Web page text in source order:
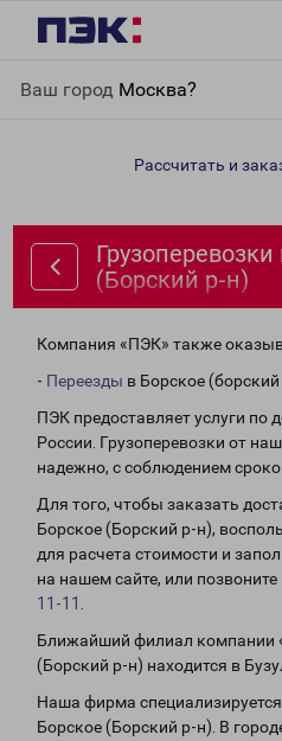
Ваш город Москва?
н)
Рассчитать и
(Борский р-н)
Компания «ПЭК» также
- Переезды в Борское
ПЭК предоставляет услуги по
России. Грузоперевозки от
надежно, с соблюдением
Для того, чтобы заказать
Борское (Борский р-н),
для расчета стоимости и
на нашем сайте, или позвоните
11-11
Ближайший филиал компании
(Борский р-н) находится в
Наша фирма
Борское (Борский р-н). В